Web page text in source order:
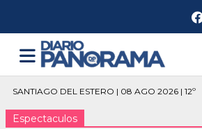
SANTIAGO DEL ESTERO | 08 AGO 2026 | 12º
Espectaculos